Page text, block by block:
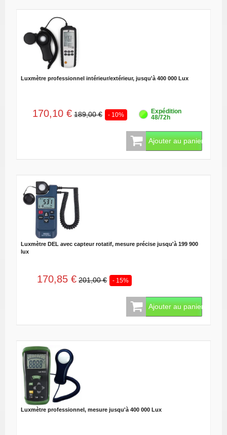
Luxmètre professionnel intérieur/extérieur, jusqu'à 400 000 Lux
170,10 € 189,00 € - 10%
Expédition
48/72h
Ajouter au panier
Luxmètre DEL avec capteur rotatif, mesure précise jusqu'à 199 900
lux
170,85 € 201,00 € - 15%
Ajouter au panier
Luxmètre professionnel, mesure jusqu'à 400 000 Lux